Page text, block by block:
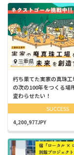
三重県
朽ち果てた実家の真珠
の次の100年をつくる場
変わらせたい！
SUCCESS
4,200,977JPY